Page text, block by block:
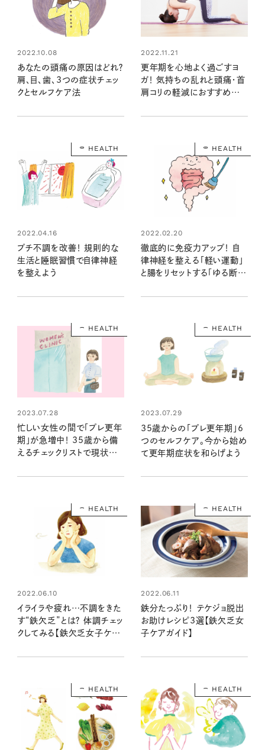
2022.10.08
あなたの頭痛の原因はどれ？
肩、目、歯、3つの症状チェッ
クとセルフケア法
2022.11.21
更年期を心地よく過ごすヨ
ガ！ 気持ちの乱れと頭痛・首
肩コリの軽減におすすめの
添うヨガ⑥】
HEALTH
2022.04.16
プチ不調を改善！ 規則的な
生活と睡眠習慣で自律神経
を整えよう
HEALTH
2022.02.20
徹底的に免疫力アップ！ 自
律神経を整える「軽い運動」
と腸をリセットする「ゆる断
HEALTH
2023.07.28
忙しい女性の間で「プレ更年
期」が急増中！ 35歳から備
えるチェックリストで現状を
HEALTH
2023.07.29
35歳からの「プレ更年期」6
つのセルフケア。今から始め
て更年期症状を和らげよう
HEALTH
2022.06.10
イライラや疲れ…不調をきた
す“鉄欠乏”とは？ 体調チェッ
クしてみる【鉄欠乏女子ケア
HEALTH
2022.06.11
鉄分たっぷり！ テケジョ脱出
お助けレシピ3選【鉄欠乏女
子ケアガイド】
HEALTH HEALTH